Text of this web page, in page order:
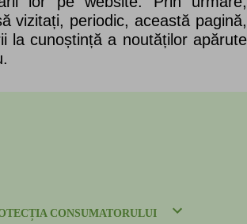
vizitați, periodic, această pagină,
la cunoștință a noutăților apărute
CONSUMATORULUI